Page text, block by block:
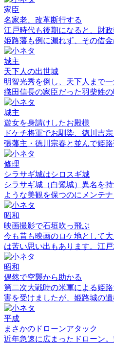
家臣
名家老、改革断行する
江戸時代も後期になると、財
姫路藩も例に漏れず、その借
城主
天下人の出世城
明智光秀を倒し、天下人まで
織田信長の家臣だった羽柴姓
城主
遊女を身請けしたお殿様
ドケチ将軍でお馴染、徳川吉
張藩主・徳川宗春と並んで姫
修理
シラサギ城はシロスギ城
シラサギ城（白鷺城）異名を
ような美観を保つのにメンテ
昭和
映画撮影で石垣吹っ飛ぶ
今も昔も映画のロケ地として
は苦い思い出もあります。江
昭和
偶然で空襲から助かる
第二次大戦時の米軍による姫
害を受けましたが、姫路城の
平成
まさかのドローンアタック
近年急速に広まったドローン